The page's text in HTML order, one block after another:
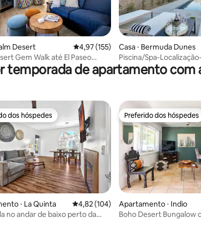
de 5, 161 avaliações
Desert 4,97 de uma avaliação média de 5,
4,97 (155)
Gem Walk até El Paseo
gratuito de veículos
Casa ⋅ Bermuda Dunes
Piscina/Spa-
de jogos-Ofertas
temporada de apartamento com
de 5, 409 avaliações
dos hóspedes
dos hóspedes
⋅ La Quinta 4,82 de uma avaliação média de 5,
4,82 (104)
no andar de baixo perto da
Preferido dos hóspedes
Preferido dos hóspedes
Apartamento ⋅ Indio
Boho Desert Bungalow